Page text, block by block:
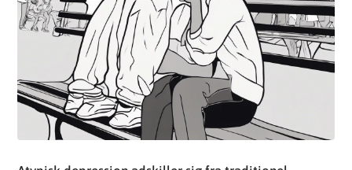
Atypisk depression adskiller sig fra traditionel
depression ved særlige karakteristika, herunder
følelsesmæssig overfølsomhed og problemer i
sociale sammenhænge. Følelsesmæssig